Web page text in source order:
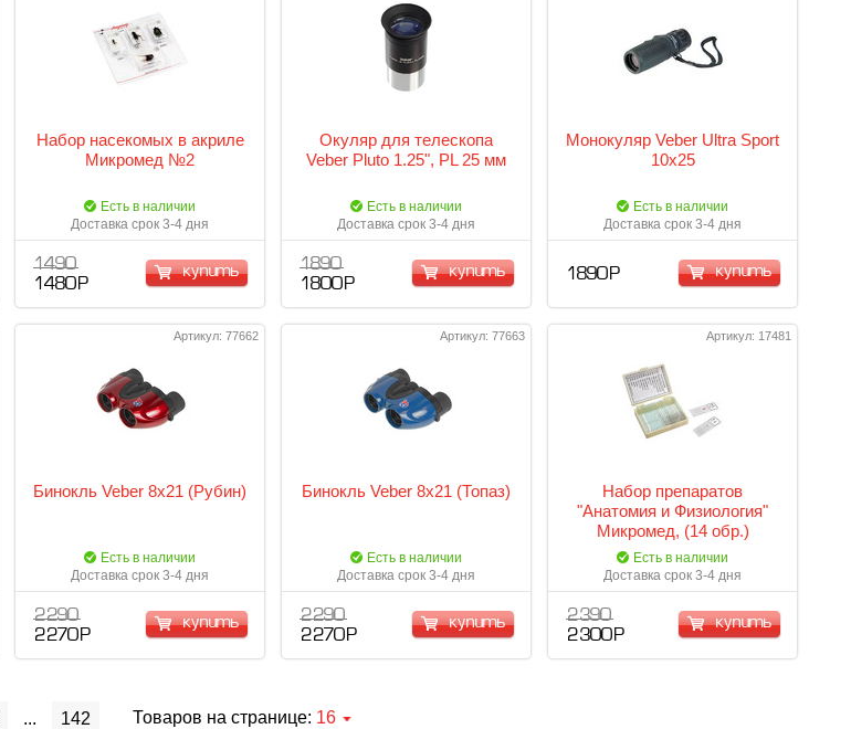
Набор насекомых в акриле
Микромед №2
Есть в наличии
Доставка срок 3-4 дня
1 490
1 480 Р
купить
Окуляр для телескопа
Veber Pluto 1.25", PL 25 мм
Есть в наличии
Доставка срок 3-4 дня
1 890
1 800 Р
купить
Монокуляр Veber Ultra Sport
10x25
Есть в наличии
Доставка срок 3-4 дня
1 890 Р купить
Артикул: 77662
Бинокль Veber 8х21 (Рубин)
Есть в наличии
Доставка срок 3-4 дня
2 290
2 270 Р
купить
Артикул: 77663
Бинокль Veber 8х21 (Топаз)
Есть в наличии
Доставка срок 3-4 дня
2 290
2 270 Р
купить
Артикул: 17481
Набор препаратов
"Анатомия и Физиология"
Микромед, (14 обр.)
Есть в наличии
Доставка срок 3-4 дня
2 390
2 300 Р
купить
... 142 Товаров на странице: 16